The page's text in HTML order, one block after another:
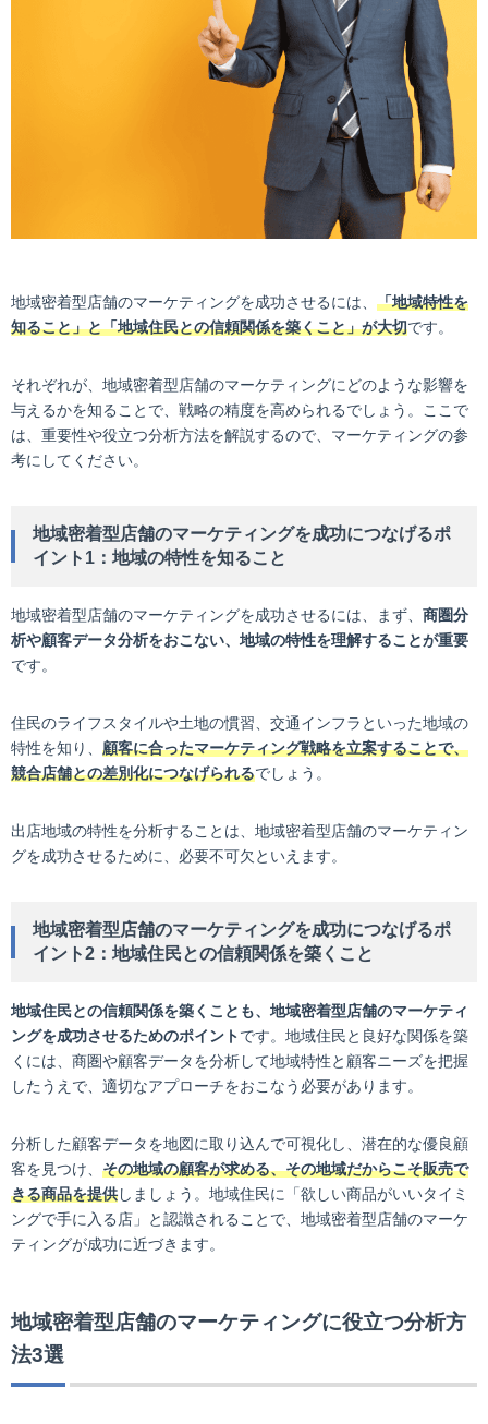
地域密着型店舗のマーケティングを成功させるには、 「地域特性を
知ること」と「地域住民との信頼関係を築くこと」が大切です。
それぞれが、地域密着型店舗のマーケティングにどのような影響を
与えるかを知ることで、戦略の精度を高められるでしょう。ここで
は、重要性や役立つ分析方法を解説するので、マーケティングの参
考にしてください。
地域密着型店舗のマーケティングを成功につなげるポ
イント1：地域の特性を知ること
地域密着型店舗のマーケティングを成功させるには、まず、 商圏分
析や顧客データ分析をおこない、地域の特性を理解することが重要
です。
住民のライフスタイルや土地の慣習、交通インフラといった地域の
特性を知り、 顧客に合ったマーケティング戦略を立案することで、
競合店舗との差別化につなげられるでしょう。
出店地域の特性を分析することは、地域密着型店舗のマーケティン
グを成功させるために、必要不可欠といえます。
地域密着型店舗のマーケティングを成功につなげるポ
イント2：地域住民との信頼関係を築くこと
地域住民との信頼関係を築くことも、地域密着型店舗のマーケティ
ングを成功させるためのポイントです。地域住民と良好な関係を築
くには、商圏や顧客データを分析して地域特性と顧客ニーズを把握
したうえで、適切なアプローチをおこなう必要があります。
分析した顧客データを地図に取り込んで可視化し、潜在的な優良顧
客を見つけ、 その地域の顧客が求める、その地域だからこそ販売で
きる商品を提供しましょう。地域住民に「欲しい商品がいいタイミ
ングで手に入る店」と認識されることで、地域密着型店舗のマーケ
ティングが成功に近づきます。
地域密着型店舗のマーケティングに役立つ分析方
法3選